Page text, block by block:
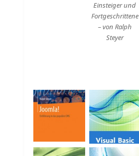
Einsteiger und
Fortgeschrittene
– von Ralph
Steyer